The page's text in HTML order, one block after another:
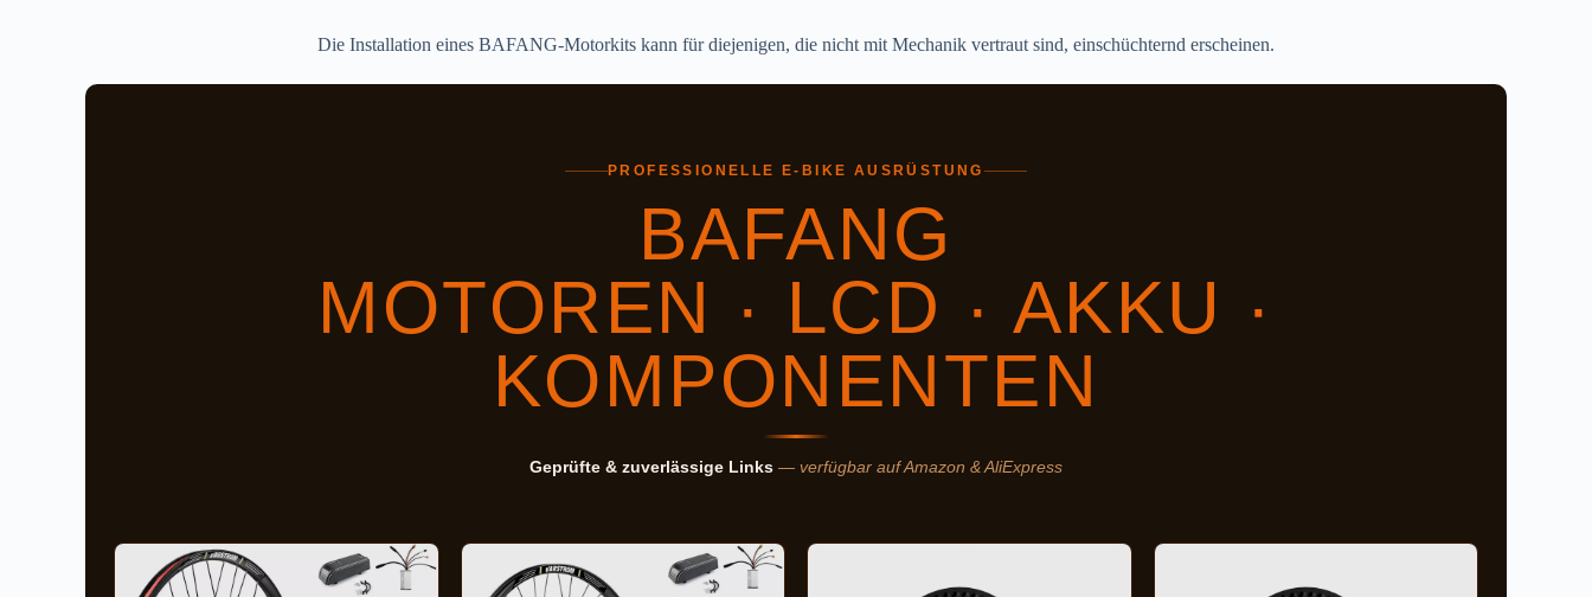
Die Installation eines BAFANG-Motorkits kann für diejenigen, die nicht mit Mechanik vertraut sind, einschüchternd erscheinen.
PROFESSIONELLE E-BIKE AUSRÜSTUNG
BAFANG
MOTOREN · LCD · AKKU ·
KOMPONENTEN
Geprüfte & zuverlässige Links — verfügbar auf Amazon & AliExpress